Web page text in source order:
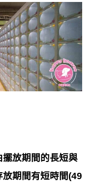
放期間的長短與
期間有短時間(49